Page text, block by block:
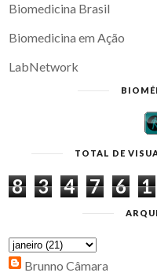
Biomedicina Brasil
Biomedicina em Ação
LabNetwork
TOTAL DE
8 3 4 7 6 1
Brunno Câmara